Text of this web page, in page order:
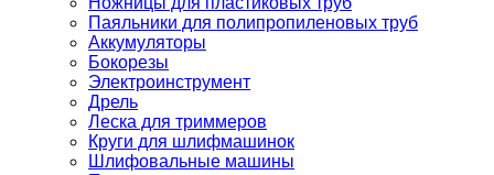
Паяльники для полипропиленовых труб
Аккумуляторы
Бокорезы
Электроинструмент
Дрель
Леска для триммеров
Круги для шлифмашинок
Шлифовальные машины